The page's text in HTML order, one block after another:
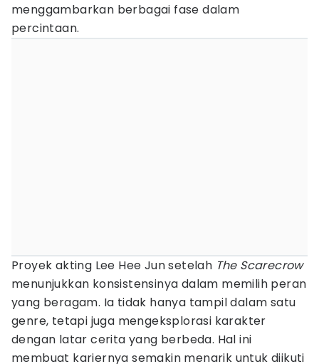
menggambarkan berbagai fase dalam
percintaan.
Proyek akting Lee Hee Jun setelah The Scarecrow
menunjukkan konsistensinya dalam memilih peran
yang beragam. Ia tidak hanya tampil dalam satu
genre, tetapi juga mengeksplorasi karakter
dengan latar cerita yang berbeda. Hal ini
membuat kariernya semakin menarik untuk diikuti